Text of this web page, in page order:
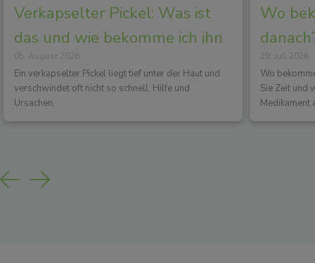
Verkapselter Pickel: Was ist
das und wie bekomme ich ihn
los?
05. August 2026
Ein verkapselter Pickel liegt tief unter der Haut und
verschwindet oft nicht so schnell. Hilfe und
Ursachen.
Wo
29. Juli 2026
Wo
Sie Zeit und
Medikament
Previous
Next